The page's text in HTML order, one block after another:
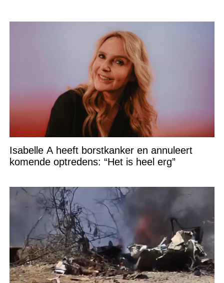
Isabelle A heeft borstkanker en annuleert
komende optredens: “Het is heel erg”